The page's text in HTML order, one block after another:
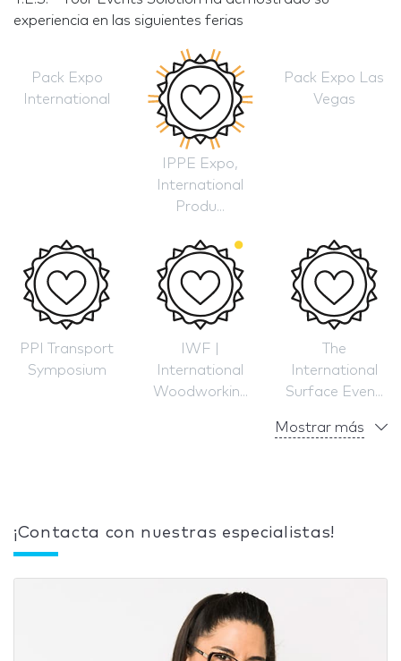
experiencia en las siguientes ferias
Pack Expo
International
IPPE Expo,
International
Produ...
Pack Expo Las
Vegas
PPI Transport
Symposium
IWF |
International
Woodworkin...
The
International
Surface Even...
Mostrar más
¡Contacta con nuestras especialistas!